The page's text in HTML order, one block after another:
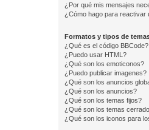
¿Por qué mis mensajes
¿Cómo hago para reactivar
Formatos y tipos de
¿Qué es el código BBCode?
¿Puedo usar HTML?
¿Qué son los emoticonos?
¿Puedo publicar imagenes?
¿Qué son los anuncios
¿Qué son los anuncios?
¿Qué son los temas fijos?
¿Qué son los temas
¿Qué son los iconos para